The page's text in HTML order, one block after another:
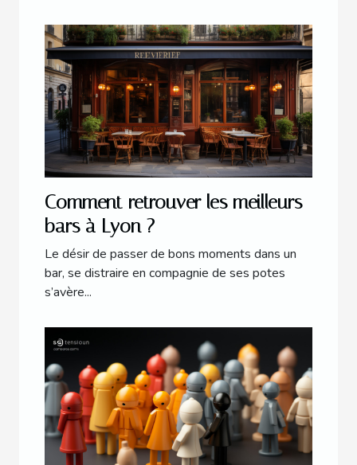
Comment retrouver les meilleurs
bars à Lyon ?
Le désir de passer de bons moments dans un
bar, se distraire en compagnie de ses potes
s’avère...